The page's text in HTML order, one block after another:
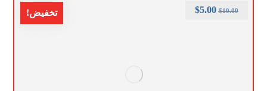
تخفيض! $10.00
$5.00